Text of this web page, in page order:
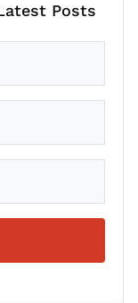
Posts